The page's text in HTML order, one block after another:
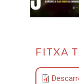
FITXA